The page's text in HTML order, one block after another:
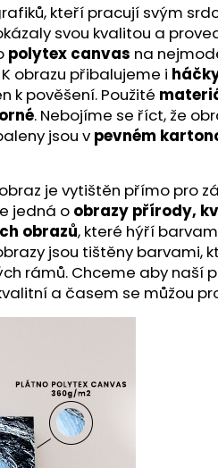
kteří pracují svým
svou kvalitou a
polytex canvas na
K obrazu přibalujeme i
k pověšení. Použité
. Nebojíme se říct, že
jsou v pevném
je vytištěn přímo pro
jedná o obrazy přírody,
obrazů, které hýří
jsou tištěny barvami,
rámů. Chceme aby
a časem se můžou